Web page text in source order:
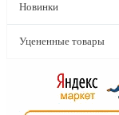
Новинки
Уцененные товары